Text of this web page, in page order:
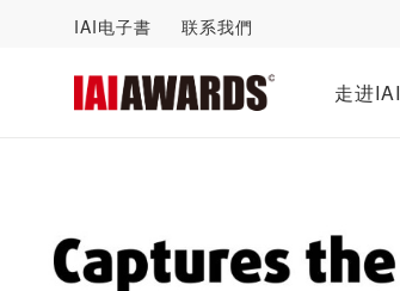
IAI电子書 联系我們
走进IAI